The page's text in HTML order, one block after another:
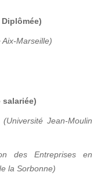
Marseille)
Jean-Moulin
des Entreprises en
la Sorbonne)